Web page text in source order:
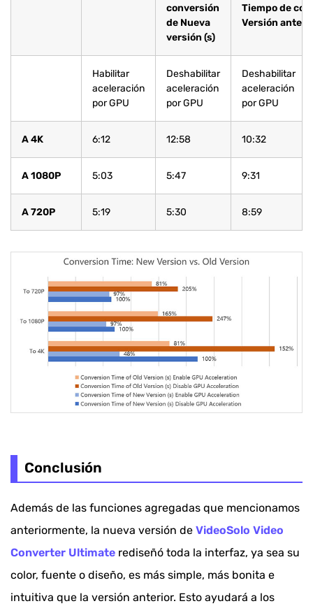
conversión
de Nueva
versión (s)
Tiempo de
Versión
Habilitar
aceleración
por GPU
Deshabilitar
aceleración
por GPU
Deshabilitar
aceleración
por GPU
A 4K 6:12 12:58 10:32
A 1080P 5:03 5:47 9:31
A 720P 5:19 5:30 8:59
Conclusión
Además de las funciones agregadas que mencionamos
anteriormente, la nueva versión de VideoSolo Video
Converter Ultimate rediseñó toda la interfaz, ya sea su
color, fuente o diseño, es más simple, más bonita e
intuitiva que la versión anterior. Esto ayudará a los